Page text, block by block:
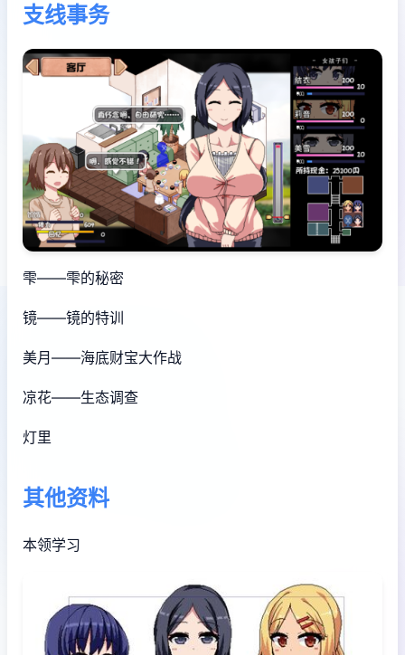
支线事务
雫——雫的秘密
镜——镜的特训
美月——海底财宝大作战
凉花——生态调查
灯里
其他资料
本领学习